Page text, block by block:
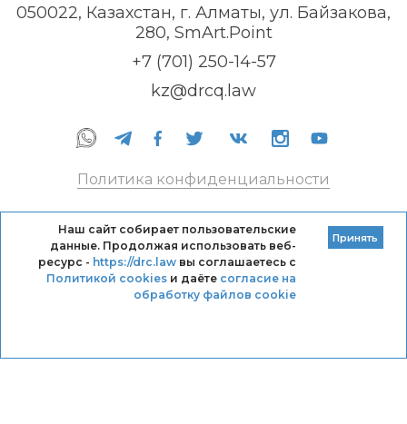
050022, Казахстан, г. Алматы, ул. Байзакова,
280, SmArt.Point
+7 (701) 250-14-57
kz@drcq.law
Политика конфиденциальности
Кодекс профессиональной этики DRC
Правила оказания услуг
Наш сайт собирает пользовательские
данные. Продолжая использовать веб-
ресурс - https://drc.lawвы соглашаетесь с
Политикой cookiesи даёте согласие на
обработку файлов cookie
Принять